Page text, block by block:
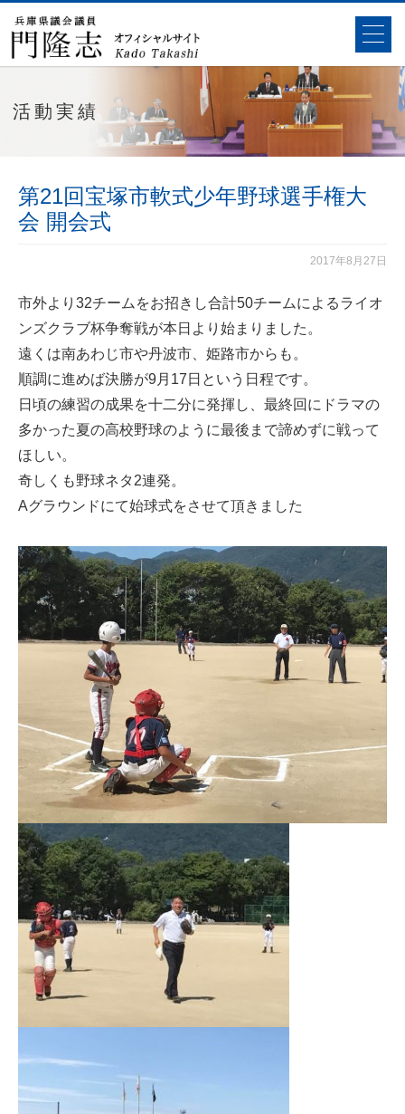
活動実績
第21回宝塚市軟式少年野球選手権大
会 開会式
2017年8月27日
市外より32チームをお招きし合計50チームによるライオ
ンズクラブ杯争奪戦が本日より始まりました。
遠くは南あわじ市や丹波市、姫路市からも。
順調に進めば決勝が9月17日という日程です。
日頃の練習の成果を十二分に発揮し、最終回にドラマの
多かった夏の高校野球のように最後まで諦めずに戦って
ほしい。
奇しくも野球ネタ2連発。
Aグラウンドにて始球式をさせて頂きました